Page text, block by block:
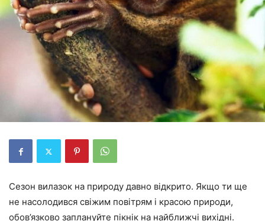
Сезон вилазок на природу давно відкрито. Якщо ти ще
не насолодився свіжим повітрям і красою природи,
обов’язково заплануйте пікнік на найближчі вихідні.